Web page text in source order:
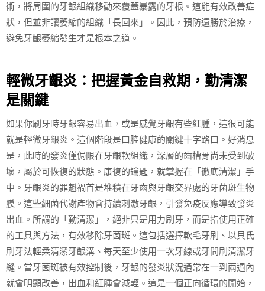
術，將周圍的牙齦組織移動來覆蓋暴露的牙根。這能有效改善症
狀，但並非讓萎縮的組織「長回來」。因此，預防遠勝於治療，
避免牙齦萎縮發生才是根本之道。
輕微牙齦炎：把握黃金自救期，勤清潔
是關鍵
如果你刷牙時牙齦容易出血，或是感覺牙齦有些紅腫，這很可能
就是輕微牙齦炎。這個階段是口腔健康的關鍵十字路口。好消息
是，此時的發炎僅侷限在牙齦軟組織，深層的齒槽骨尚未受到破
壞，屬於可恢復的狀態。康復的鑰匙，就掌握在「徹底清潔」手
中。牙齦炎的罪魁禍首是堆積在牙齒與牙齦交界處的牙菌斑生物
膜。這些細菌代謝產物會持續刺激牙齦，引發免疫反應導致發炎
出血。所謂的「勤清潔」，絕非只是用力刷牙，而是指使用正確
的工具與方法，有效移除牙菌斑。這包括選擇軟毛牙刷、以貝氏
刷牙法輕柔清潔牙齦溝、每天至少使用一次牙線或牙間刷清潔牙
縫。當牙菌斑被有效控制後，牙齦的發炎狀況通常在一到兩週內
就會明顯改善，出血和紅腫會減輕。這是一個正向循環的開始，